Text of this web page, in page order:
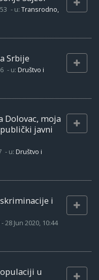
- u: Transrodno,
Srbije
- u: Društvo i
Dolovac, moja
javni
- u: Društvo i
i
-28 Jun 2020, 10:44
u